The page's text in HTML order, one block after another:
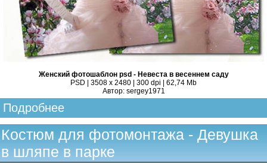
Женский фотошаблон psd - Невеста в весеннем саду
PSD | 3508 x 2480 | 300 dpi | 62,74 Mb
Автор: sergey1971
Подробнее
Костюм для фотомонтажа - Девушка
в шляпе в парке